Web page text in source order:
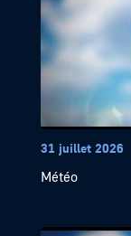
31 juillet 2026
Météo